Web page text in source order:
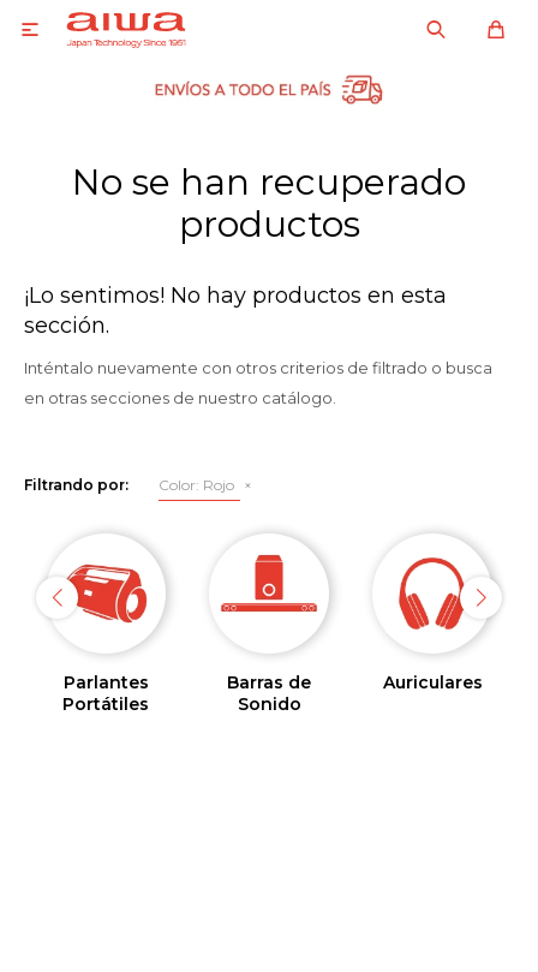

No se han recuperado
productos
¡Lo sentimos! No hay productos en esta
sección.
Inténtalo nuevamente con otros criterios de filtrado o busca
en otras secciones de nuestro catálogo.
Filtrando por: Color: Rojo
Parlantes
Portátiles
Barras de
Sonido
Auriculares